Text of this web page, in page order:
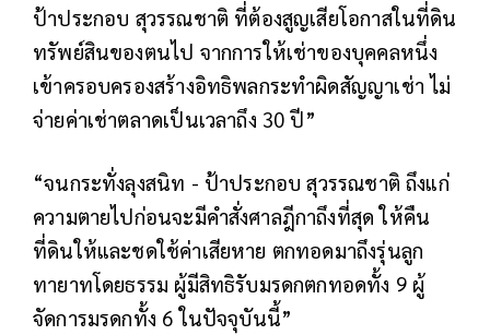
ป้าประกอบ สุวรรณชาติ ที่ต้องสูญเสียโอกาสในที่ดิน
ทรัพย์สินของตนไป จากการให้เช่าของบุคคลหนึ่ง
เข้าครอบครองสร้างอิทธิพลกระทำผิดสัญญาเช่า ไม่
จ่ายค่าเช่าตลาดเป็นเวลาถึง 30 ปี”
“จนกระทั่งลุงสนิท - ป้าประกอบ สุวรรณชาติ ถึงแก่
ความตายไปก่อนจะมีคำสั่งศาลฎีกาถึงที่สุด ให้คืน
ที่ดินให้และชดใช้ค่าเสียหาย ตกทอดมาถึงรุ่นลูก
ทายาทโดยธรรม ผู้มีสิทธิรับมรดกตกทอดทั้ง 9 ผู้
จัดการมรดกทั้ง 6 ในปัจจุบันนี้”